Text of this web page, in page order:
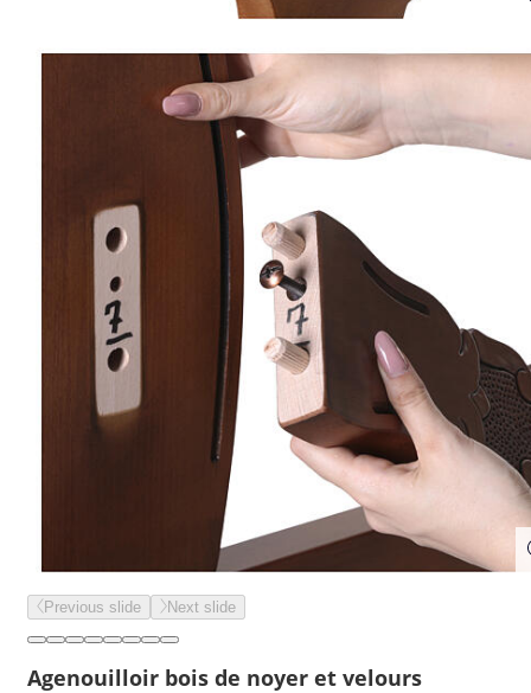
Previous slide Next slide
Agenouilloir bois de noyer et velours